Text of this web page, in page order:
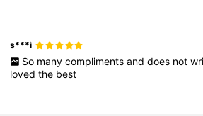
s***i
So many compliments and does not
lovedthe best